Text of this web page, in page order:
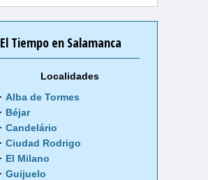
El Tiempo en Salamanca
Localidades
Alba de Tormes
Béjar
Candelário
Ciudad Rodrigo
El Milano
Guijuelo